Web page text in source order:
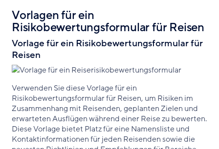
Vorlagen für ein
Risikobewertungsformular für Reisen
Vorlage für ein Risikobewertungsformular für
Reisen
Verwenden Sie diese Vorlage für ein
Risikobewertungsformular für Reisen, um Risiken im
Zusammenhang mit Reisenden, geplanten Zielen und
erwarteten Ausflügen während einer Reise zu bewerten.
Diese Vorlage bietet Platz für eine Namensliste und
Kontaktinformationen für jeden Reisenden sowie die